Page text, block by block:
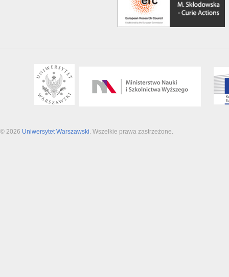
© 2026 Uniwersytet Warszawski . Wszelkie prawa zastrzeżone.